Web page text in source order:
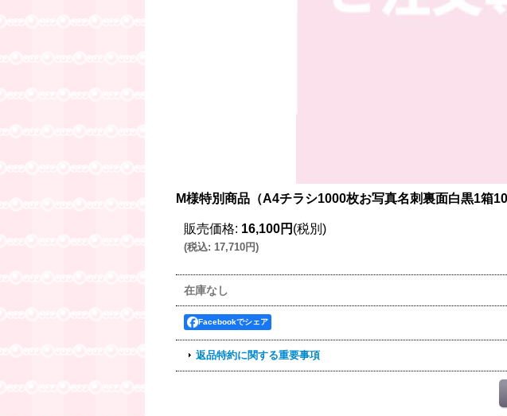
M様特別商品（A4チラシ1000枚お写真名刺裏面白黒1箱
販売価格: 16,100円 (税別)
(税込: 17,710円)
在庫なし
Facebookでシェア
返品特約に関する重要事項